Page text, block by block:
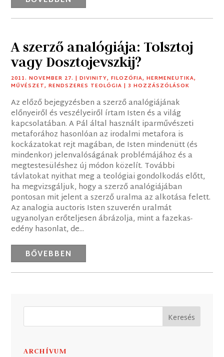
A szerző analógiája: Tolsztoj
vagy Dosztojevszkij?
2011. NOVEMBER 27. |DIVINITY,FILOZÓFIA,HERMENEUTIKA,
MŰVÉSZET,RENDSZERES TEOLÓGIA | 3 HOZZÁSZÓLÁSOK
Az előző bejegyzésben a szerző analógiájának
előnyeiről és veszélyeiről írtam Isten és a világ
kapcsolatában. A Pál által használt iparművészeti
metaforához hasonlóan az irodalmi metafora is
kockázatokat rejt magában, de Isten mindenütt (és
mindenkor) jelenvalóságának problémájához és a
megtestesüléshez új módon közelít. További
távlatokat nyithat meg a teológiai gondolkodás előtt,
ha megvizsgáljuk, hogy a szerző analógiájában
pontosan mit jelent a szerző uralma az alkotása felett.
Az analogia auctoris Isten szuverén uralmát
ugyanolyan erőteljesen ábrázolja, mint a fazekas-
edény hasonlat, de...
BŐVEBBEN
ARCHÍVUM